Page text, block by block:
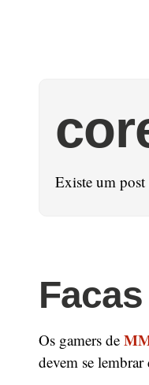
Existe um post
Os gamers de
devem se